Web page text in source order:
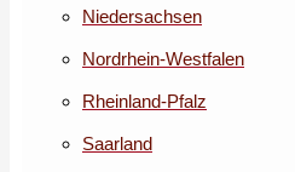
Niedersachsen
Nordrhein-Westfalen
Rheinland-Pfalz
Saarland